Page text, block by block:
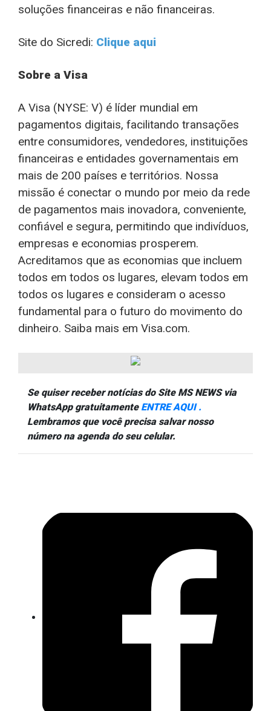
soluções financeiras e não financeiras.
Site do Sicredi: Clique aqui
Sobre a Visa
A Visa (NYSE: V) é líder mundial em
pagamentos digitais, facilitando transações
entre consumidores, vendedores, instituições
financeiras e entidades governamentais em
mais de 200 países e territórios. Nossa
missão é conectar o mundo por meio da rede
de pagamentos mais inovadora, conveniente,
confiável e segura, permitindo que indivíduos,
empresas e economias prosperem.
Acreditamos que as economias que incluem
todos em todos os lugares, elevam todos em
todos os lugares e consideram o acesso
fundamental para o futuro do movimento do
dinheiro. Saiba mais em Visa.com.
Se quiser receber notícias do Site MS NEWS via
WhatsApp gratuitamente ENTRE AQUI .
Lembramos que você precisa salvar nosso
número na agenda do seu celular.